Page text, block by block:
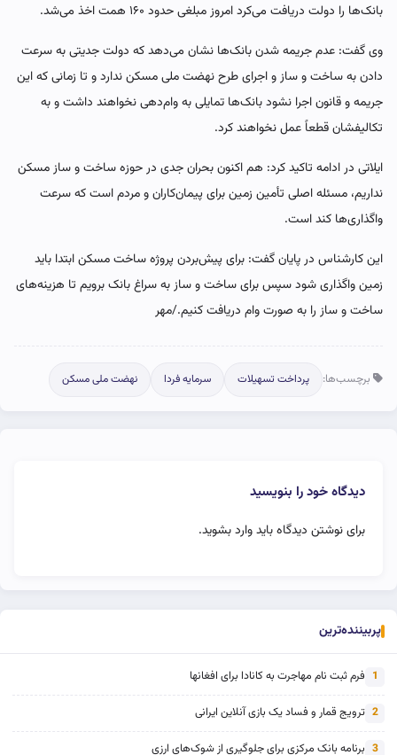
بانک‌ها را دولت دریافت می‌کرد امروز مبلغی حدود ۱۶۰ همت اخذ می‌شد.
وی گفت: عدم جریمه شدن بانک‌ها نشان می‌دهد که دولت جدیتی به سرعت
دادن به ساخت و ساز و اجرای طرح نهضت ملی مسکن ندارد و تا زمانی که این
جریمه و قانون اجرا نشود بانک‌ها تمایلی به وام‌دهی نخواهند داشت و به
تکالیفشان قطعاً عمل نخواهند کرد.
ایلاتی در ادامه تاکید کرد: هم اکنون بحران جدی در حوزه ساخت و ساز مسکن
نداریم، مسئله اصلی تأمین زمین برای پیمان‌کاران و مردم است که سرعت
واگذاری‌ها کند است.
این کارشناس در پایان گفت: برای پیش‌بردن پروژه ساخت مسکن ابتدا باید
زمین واگذاری شود سپس برای ساخت و ساز به سراغ بانک برویم تا هزینه‌های
ساخت و ساز را به صورت وام دریافت کنیم./مهر
برچسب‌ها: پرداخت تسهیلات سرمایه فردا نهضت ملی مسکن
دیدگاه خود را بنویسید
برای نوشتن دیدگاه بایدوارد بشوید.
پربیننده‌ترین
1 فرم ثبت نام مهاجرت به کانادا برای افغانها
2 ترویج قمار و فساد یک بازی آنلاین ایرانی
3 برنامه بانک مرکزی برای جلوگیری از شوک‌های ارزی